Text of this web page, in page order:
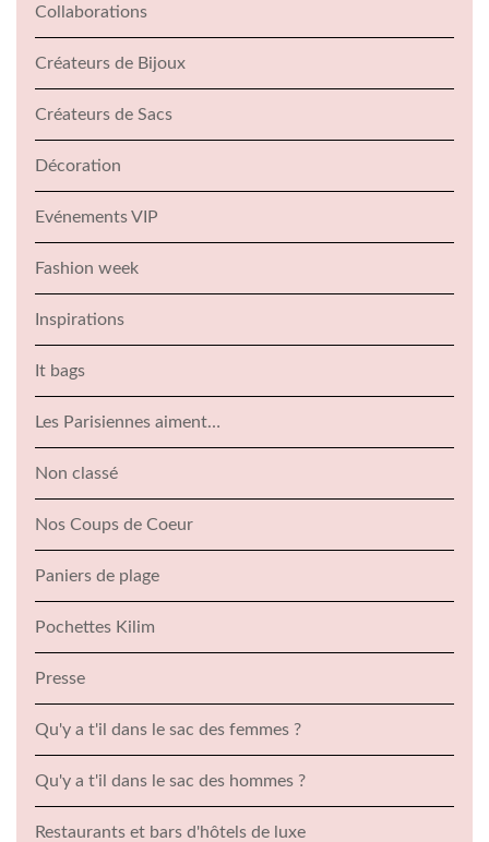
Collaborations
Créateurs de Bijoux
Créateurs de Sacs
Décoration
Evénements VIP
Fashion week
Inspirations
It bags
Les Parisiennes aiment…
Non classé
Nos Coups de Coeur
Paniers de plage
Pochettes Kilim
Presse
Qu'y a t'il dans le sac des femmes ?
Qu'y a t'il dans le sac des hommes ?
Restaurants et bars d'hôtels de luxe